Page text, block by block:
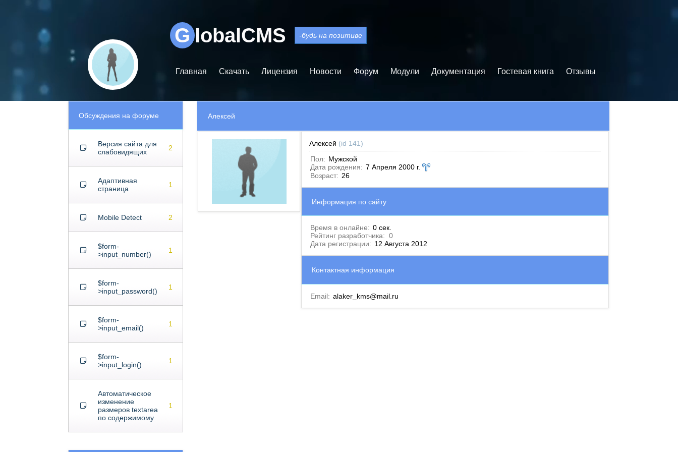
G lobalCMS -будь на позитиве
Главная Скачать Лицензия Новости Форум Модули Документация Гостевая книга Отзывы
Обсуждения на форуме
Версия сайта для
слабовидящих
2
Адаптивная
страница
1
Mobile Detect 2
$form-
>input_number()
1
$form-
>input_password()
1
$form-
>input_email()
1
$form-
>input_login()
1
Автоматическое
изменение
размеров textarea
по содержимому
1
Алексей
Алексей (id 141)
Пол: Мужской
Дата рождения: 7 Апреля 2000 г.
Возраст: 26
Информация по сайту
Время в онлайне: 0 сек.
Рейтинг разработчика: 0
Дата регистрации: 12 Августа 2012
Контактная информация
Email: alaker_kms@mail.ru